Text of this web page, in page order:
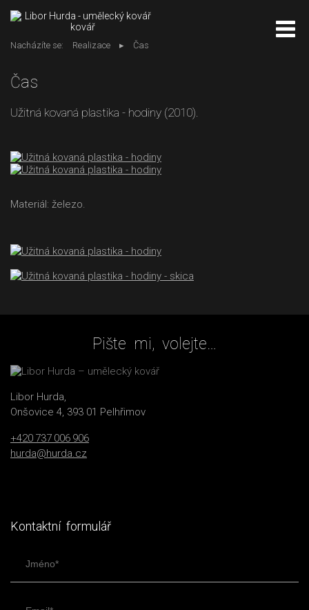
kovář
Nacházíte se: Realizace Čas
Čas
Užitná kovaná plastika - hodiny (2010).
Materiál: železo.
Pište mi, volejte…
Libor Hurda,
Onšovice 4, 393 01 Pelhřimov
+420 737 006 906
hurda@hurda.cz
Kontaktní formulář